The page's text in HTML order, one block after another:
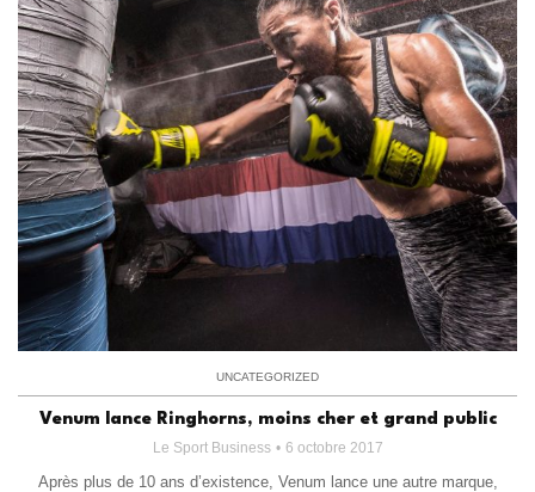
UNCATEGORIZED
Venum lance Ringhorns, moins cher et grand public
Le Sport Business 6 octobre 2017
Après plus de 10 ans d’existence, Venum lance une autre marque,